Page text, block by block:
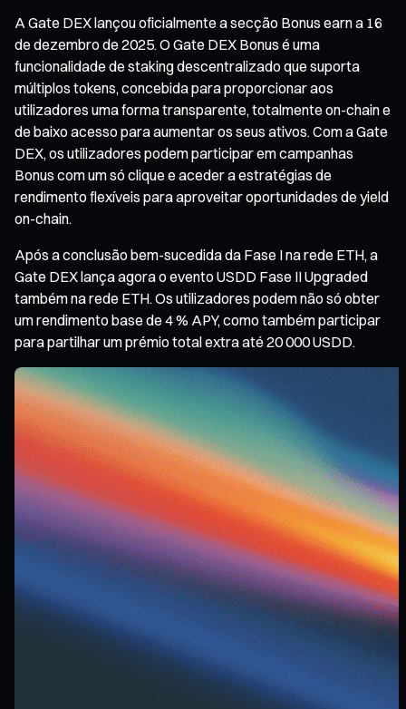
A Gate DEX lançou oficialmente a secção Bonus earn a 16
de dezembro de 2025. O Gate DEX Bonus é uma
funcionalidade de staking descentralizado que suporta
múltiplos tokens, concebida para proporcionar aos
utilizadores uma forma transparente, totalmente on-chain e
de baixo acesso para aumentar os seus ativos. Com a Gate
DEX, os utilizadores podem participar em campanhas
Bonus com um só clique e aceder a estratégias de
rendimento flexíveis para aproveitar oportunidades de yield
on-chain.
Após a conclusão bem-sucedida da Fase I na rede ETH, a
Gate DEX lança agora o evento USDD Fase II Upgraded
também na rede ETH. Os utilizadores podem não só obter
um rendimento base de 4 % APY, como também participar
para partilhar um prémio total extra até 20 000 USDD.